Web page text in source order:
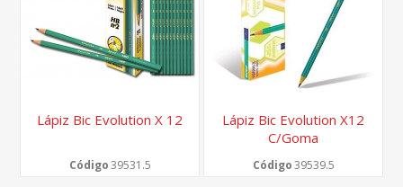
Lápiz Bic Evolution X 12
Código39531.5
Lápiz Bic Evolution X12
C/goma
Código39539.5